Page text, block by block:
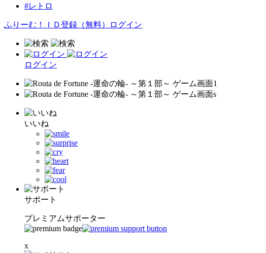
#レトロ
ふりーむ！ＩＤ登録（無料） ログイン
ログイン
いいね
サポート
プレミアムサポーター
x